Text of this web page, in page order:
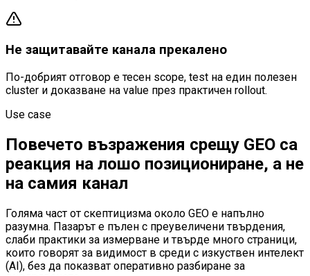
Не защитавайте канала прекалено
По-добрият отговор е тесен scope, test на един полезен
cluster и доказване на value през практичен rollout.
Use case
Повечето възражения срещу GEO са
реакция на лошо позициониране, а не
на самия канал
Голяма част от скептицизма около GEO е напълно
разумна. Пазарът е пълен с преувеличени твърдения,
слаби практики за измерване и твърде много страници,
които говорят за видимост в среди с изкуствен интелект
(AI), без да показват оперативно разбиране за